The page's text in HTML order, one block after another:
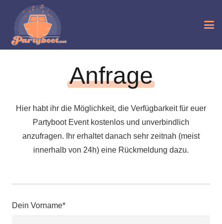
Anfrage
Hier habt ihr die Möglichkeit, die Verfügbarkeit für euer
Partyboot Event kostenlos und unverbindlich
anzufragen. Ihr erhaltet danach sehr zeitnah (meist
innerhalb von 24h) eine Rückmeldung dazu.
Dein Vorname*